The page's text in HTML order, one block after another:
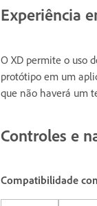
Experiência
O XD permite o uso
protótipo em um
que não haverá um
Controles e
Compatibilidade